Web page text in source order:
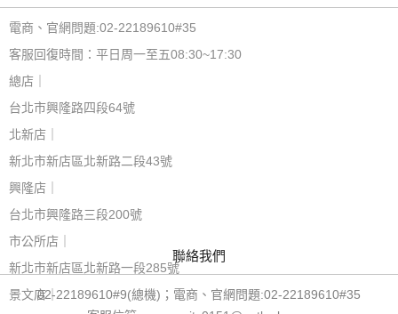
電商、官網問題:02-22189610#35
客服回復時間：平日周一至五08:30~17:30
總店｜
台北市興隆路四段64號
北新店｜
新北市新店區北新路二段43號
興隆店｜
台北市興隆路三段200號
市公所店｜
新北市新店區北新路一段285號
景文店｜
聯絡我們
02-22189610#9(總機)；電商、官網問題:02-22189610#35